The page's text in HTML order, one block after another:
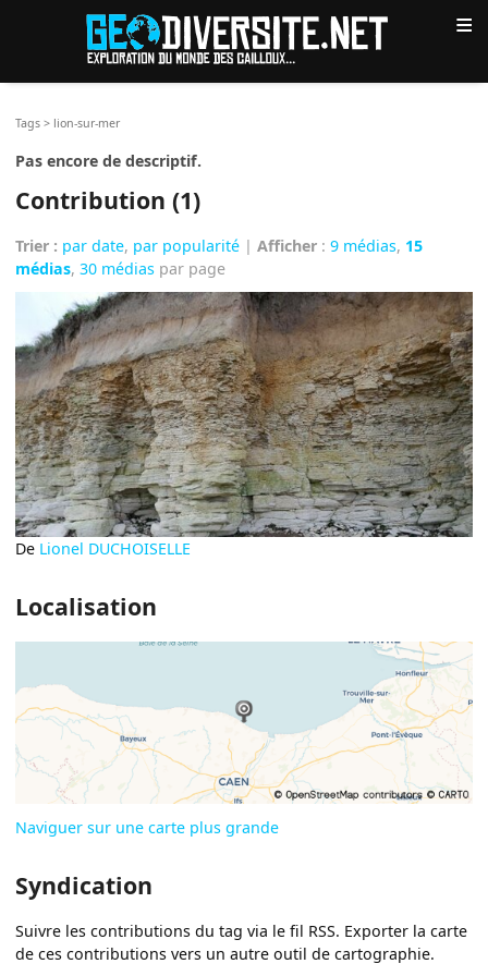
≡
Tags > lion-sur-mer
Pas encore de descriptif.
Contribution (1)
Trier : par date, par popularité |Afficher :9 médias, 15
médias,30 médias par page
De Lionel DUCHOISELLE
Localisation
Naviguer sur une carte plus grande
Syndication
Suivre les contributions du tag via le fil RSS. Exporter la carte
de ces contributions vers un autre outil de cartographie.